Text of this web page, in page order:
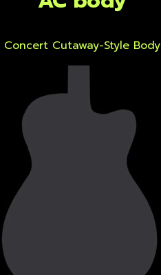
Concert Cutaway-Style Body